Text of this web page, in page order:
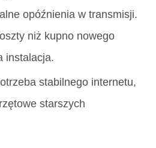
opóźnienia w transmisji.
niż kupno nowego
instalacja.
stabilnego internetu,
starszych